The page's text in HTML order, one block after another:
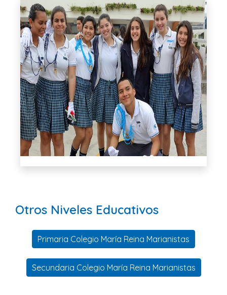
Otros Niveles Educativos
Primaria Colegio María Reina Marianistas
Secundaria Colegio María Reina Marianistas